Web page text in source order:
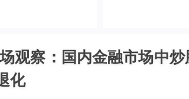
观察：国内金融市场中
化